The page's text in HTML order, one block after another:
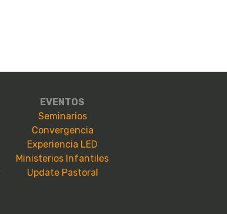
EVENTOS
Seminarios
Convergencia
Experiencia LED
Ministerios Infantiles
Update Pastoral